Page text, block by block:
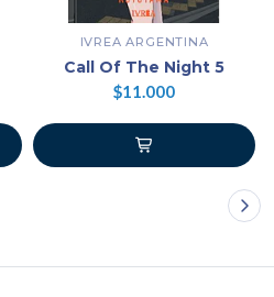
IVREA ARGENTINA
Call Of The Night 5
$11.000